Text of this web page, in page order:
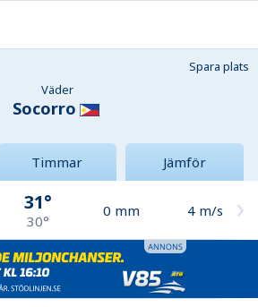
Spara plats
Väder
Socorro
Timmar Jämför
31°
30°
0 mm 4 m/s